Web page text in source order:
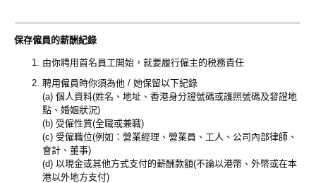
保存僱員的薪酬紀錄
由你聘用首名員工開始，就要履行僱主的税務責任
聘用僱員時你須為他 / 她保留以下紀錄
(a) 個人資料(姓名、地址、香港身分證號碼或護照號碼及發證地
點、婚姻狀況)
(b) 受僱性質(全職或兼職)
(c) 受僱職位(例如：營業經理、營業員、工人、公司內部律師、
會計、董事)
(d) 以現金或其他方式支付的薪酬款額(不論以港幣、外幣或在本
港以外地方支付)